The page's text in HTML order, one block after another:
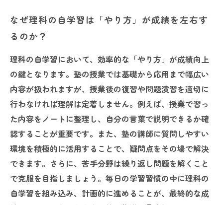
なぜ理科の自学習は「やり方」が成績を左右す
るのか？
理科の自学習において、効率的な「やり方」が成績向上
の鍵となります。塾の授業では基礎から応用まで幅広い
内容が扱われますが、授業後の復習や問題演習を適切に
行わなければ理解は定着しません。例えば、授業で習っ
た内容をノートに整理し、自分の言葉で説明できるか確
認することが重要です。また、塾の講師に質問しやすい
環境を積極的に活用することで、疑問点をその場で解決
できます。さらに、苦手分野は繰り返し問題を解くこと
で克服を目指しましょう。毎日の学習習慣の中に理科の
自学習を組み込み、計画的に進めることが、最終的な成